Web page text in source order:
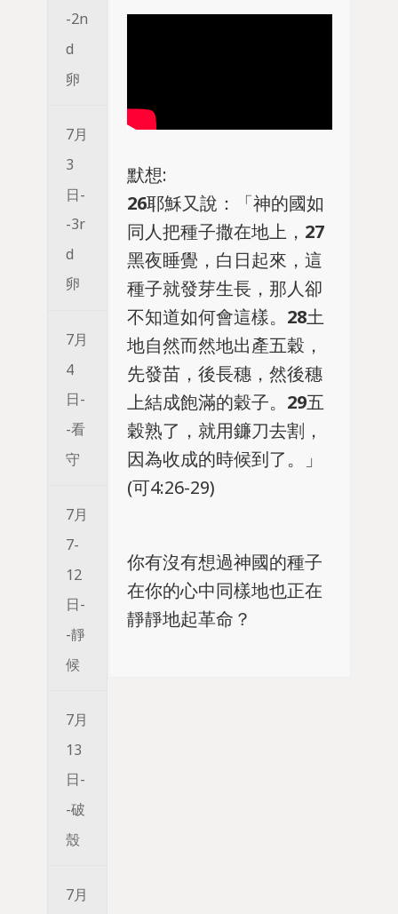
-2n
d
卵
7月
3
日-
-3r
d
卵
7月
4
日-
-看
守
7月
7-
12
日-
-靜
候
7月
13
日-
-破
殼
7月
默想:
26耶穌又說：「神的國如
同人把種子撒在地上， 27
黑夜睡覺，白日起來，這
種子就發芽生長，那人卻
不知道如何會這樣。 28土
地自然而然地出產五穀，
先發苗，後長穗，然後穗
上結成飽滿的穀子。 29五
穀熟了，就用鐮刀去割，
因為收成的時候到了。」
(可4:26-29)
你有沒有想過神國的種子
在你的心中同樣地也正在
靜靜地起革命？